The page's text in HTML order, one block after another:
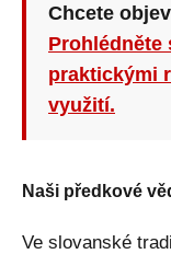
Chcete
Prohlédněte
praktickými
využití.
Naši předkové
Ve slovanské